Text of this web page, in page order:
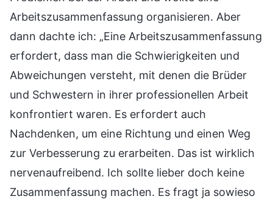
Arbeitszusammenfassung organisieren. Aber
dann dachte ich: „Eine Arbeitszusammenfassung
erfordert, dass man die Schwierigkeiten und
Abweichungen versteht, mit denen die Brüder
und Schwestern in ihrer professionellen Arbeit
konfrontiert waren. Es erfordert auch
Nachdenken, um eine Richtung und einen Weg
zur Verbesserung zu erarbeiten. Das ist wirklich
nervenaufreibend. Ich sollte lieber doch keine
Zusammenfassung machen. Es fragt ja sowieso